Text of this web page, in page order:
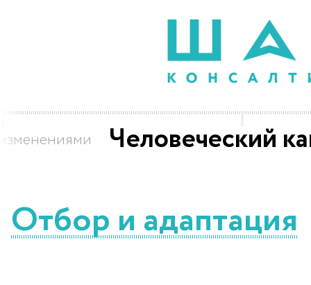
Человеческий
Отбор и адаптация